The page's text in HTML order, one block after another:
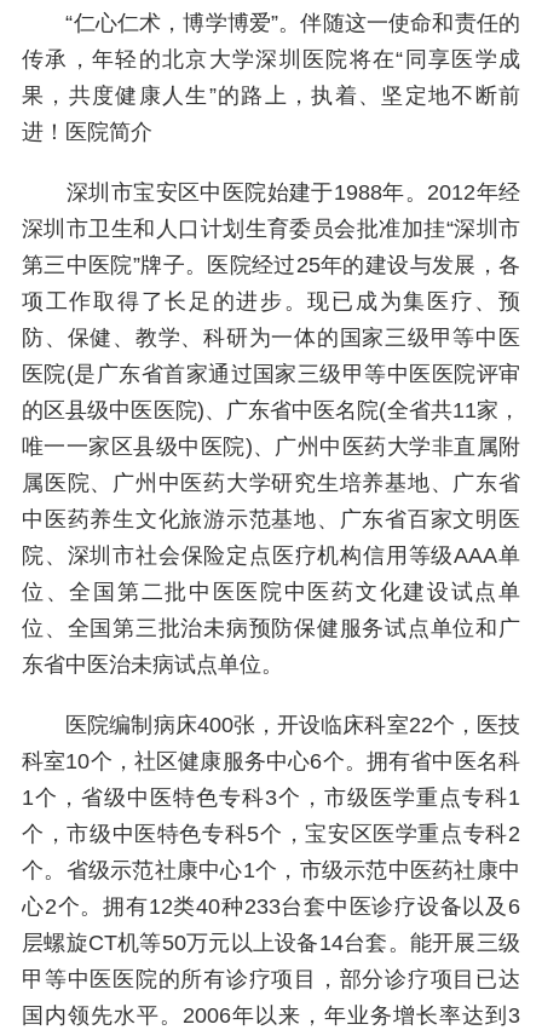
“仁心仁术，博学博爱”。伴随这一使命和责任的
传承，年轻的北京大学深圳医院将在“同享医学成
果，共度健康人生”的路上，执着、坚定地不断前
进！医院简介
深圳市宝安区中医院始建于1988年。2012年经
深圳市卫生和人口计划生育委员会批准加挂“深圳市
第三中医院”牌子。医院经过25年的建设与发展，各
项工作取得了长足的进步。现已成为集医疗、预
防、保健、教学、科研为一体的国家三级甲等中医
医院(是广东省首家通过国家三级甲等中医医院评审
的区县级中医医院)、广东省中医名院(全省共11家，
唯一一家区县级中医院)、广州中医药大学非直属附
属医院、广州中医药大学研究生培养基地、广东省
中医药养生文化旅游示范基地、广东省百家文明医
院、深圳市社会保险定点医疗机构信用等级AAA单
位、全国第二批中医医院中医药文化建设试点单
位、全国第三批治未病预防保健服务试点单位和广
东省中医治未病试点单位。
医院编制病床400张，开设临床科室22个，医技
科室10个，社区健康服务中心6个。拥有省中医名科
1个，省级中医特色专科3个，市级医学重点专科1
个，市级中医特色专科5个，宝安区医学重点专科2
个。省级示范社康中心1个，市级示范中医药社康中
心2个。拥有12类40种233台套中医诊疗设备以及6
层螺旋CT机等50万元以上设备14台套。能开展三级
甲等中医医院的所有诊疗项目，部分诊疗项目已达
国内领先水平。2006年以来，年业务增长率达到3